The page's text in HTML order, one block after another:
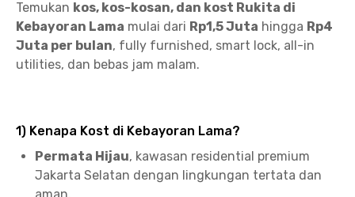
Temukan kos, kos-kosan, dan kost Rukita di
Kebayoran Lama mulai dari Rp1,5 Juta hingga Rp4
Juta per bulan, fully furnished, smart lock, all-in
utilities, dan bebas jam malam.
1) Kenapa Kost di Kebayoran Lama?
Permata Hijau, kawasan residential premium
Jakarta Selatan dengan lingkungan tertata dan